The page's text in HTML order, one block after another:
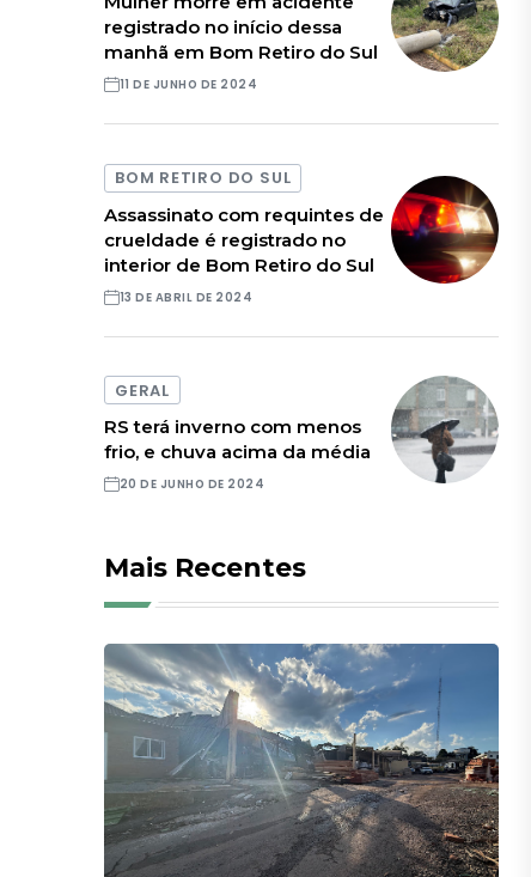
registrado no início dessa
manhã em Bom Retiro do Sul
11 DE JUNHO DE 2024
BOM RETIRO DO SUL
Assassinato com requintes de
crueldade é registrado no
interior de Bom Retiro do Sul
13 DE ABRIL DE 2024
GERAL
RS terá inverno com menos
frio, e chuva acima da média
20 DE JUNHO DE 2024
Mais Recentes